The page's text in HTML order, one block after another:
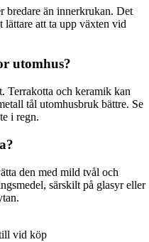
bredare än innerkrukan. Det
att ta upp växten vid
utomhus?
Terrakotta och keramik kan
tål utomhusbruk bättre. Se
i regn.
den med mild tvål och
särskilt på glasyr eller
vid köp